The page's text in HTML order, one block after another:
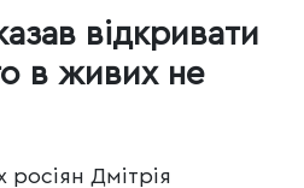
відкривати
в живих не
росіян Дмітрія